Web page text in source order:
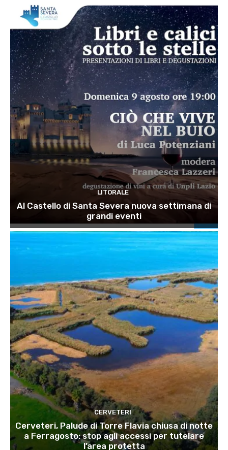
LITORALE
Al Castello di Santa Severa nuova settimana di
grandi eventi
CERVETERI
Cerveteri, Palude di Torre Flavia chiusa di notte
a Ferragosto: stop agli accessi per tutelare
l’area protetta